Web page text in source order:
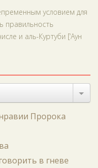
условием для
правильность
и аль-Куртуби [‘Аун
Пророка
в гневе